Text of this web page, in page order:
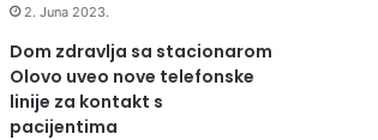
2. Juna 2023.
Dom zdravlja sa stacionarom
Olovo uveo nove telefonske
linije za kontakt s
pacijentima